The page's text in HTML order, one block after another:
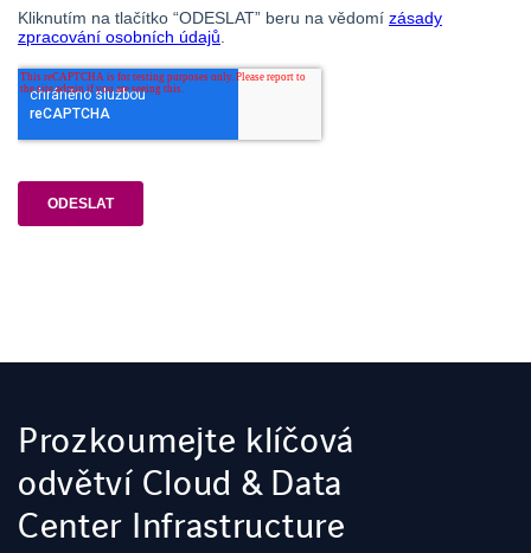
Prozkoumejte klíčová
odvětví Cloud & Data
Center Infrastructure